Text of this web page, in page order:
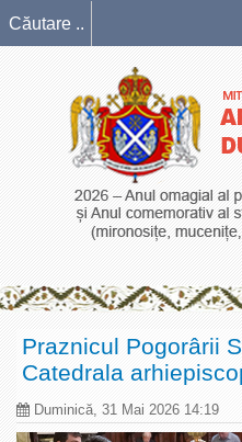
Praznicul Pogorârii
Catedrala
Duminică, 31 Mai 2026 14:19